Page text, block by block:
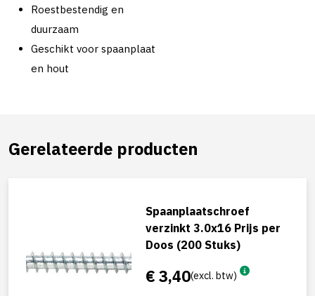
Roestbestendig en
duurzaam
Geschikt voor spaanplaat
en hout
Gerelateerde producten
Spaanplaatschroef
verzinkt 3.0x16 Prijs per
Doos (200 Stuks)
€ 3,40(excl. btw)